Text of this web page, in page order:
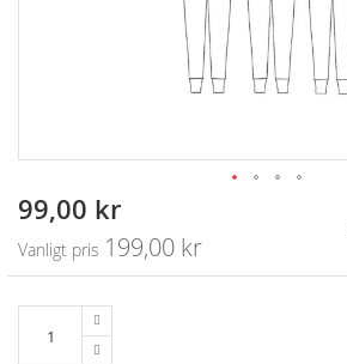
Skip
the
beginning
images
Specialpris
99,00 kr
Vanligt pris 199,00 kr